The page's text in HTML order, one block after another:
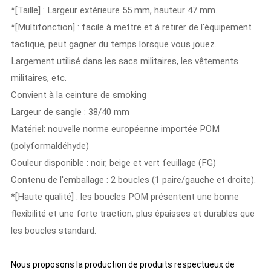
*[Taille] : Largeur extérieure 55 mm, hauteur 47 mm.
*[Multifonction] : facile à mettre et à retirer de l'équipement
tactique, peut gagner du temps lorsque vous jouez.
Largement utilisé dans les sacs militaires, les vêtements
militaires, etc.
Convient à la ceinture de smoking
Largeur de sangle : 38/40 mm
Matériel: nouvelle norme européenne importée POM
(polyformaldéhyde)
Couleur disponible : noir, beige et vert feuillage (FG)
Contenu de l'emballage : 2 boucles (1 paire/gauche et droite).
*[Haute qualité] : les boucles POM présentent une bonne
flexibilité et une forte traction, plus épaisses et durables que
les boucles standard.
Nous proposons la production de produits respectueux de